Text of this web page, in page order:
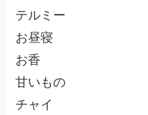
テルミー
お昼寝
お香
甘いもの
チャイ